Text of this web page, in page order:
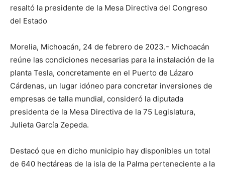
resaltó la presidente de la Mesa Directiva del Congreso
del Estado
Morelia, Michoacán, 24 de febrero de 2023.- Michoacán
reúne las condiciones necesarias para la instalación de la
planta Tesla, concretamente en el Puerto de Lázaro
Cárdenas, un lugar idóneo para concretar inversiones de
empresas de talla mundial, consideró la diputada
presidenta de la Mesa Directiva de la 75 Legislatura,
Julieta García Zepeda.
Destacó que en dicho municipio hay disponibles un total
de 640 hectáreas de la isla de la Palma perteneciente a la